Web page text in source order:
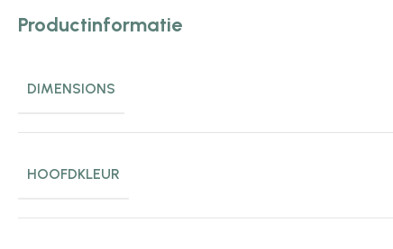
Productinformatie
DIMENSIONS
HOOFDKLEUR